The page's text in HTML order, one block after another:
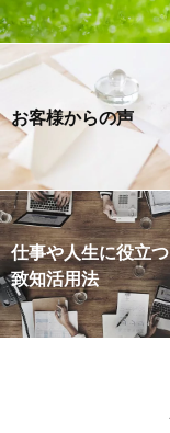
お客様からの声
仕事や人生に役立つ
致知活用法